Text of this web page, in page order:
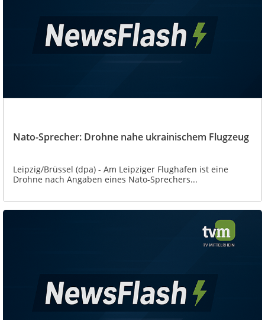
Nato-Sprecher: Drohne nahe ukrainischem Flugzeug
Leipzig/Brüssel (dpa) - Am Leipziger Flughafen ist eine
Drohne nach Angaben eines Nato-Sprechers...